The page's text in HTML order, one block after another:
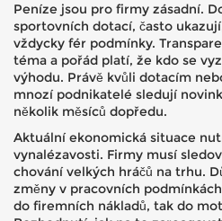
Peníze jsou pro firmy zásadní.
sportovních dotací, často
vždycky fér podmínky.
téma a pořád platí, že kdo se
výhodu. Právě kvůli dotacím
mnozí podnikatelé sledují
několik měsíců dopředu.
Aktuální ekonomická situace
vynalézavosti. Firmy musí
chování velkých hráčů na trhu.
změny v pracovních
do firemních nákladů, tak do